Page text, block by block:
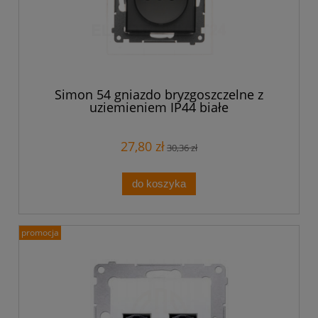
Simon 54 gniazdo bryzgoszczelne z
uziemieniem IP44 białe
27,80 zł30,36 zł
do koszyka
promocja